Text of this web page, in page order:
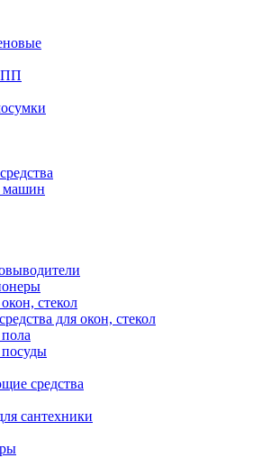
машин
стекол
для окон, стекол
средства
сантехники